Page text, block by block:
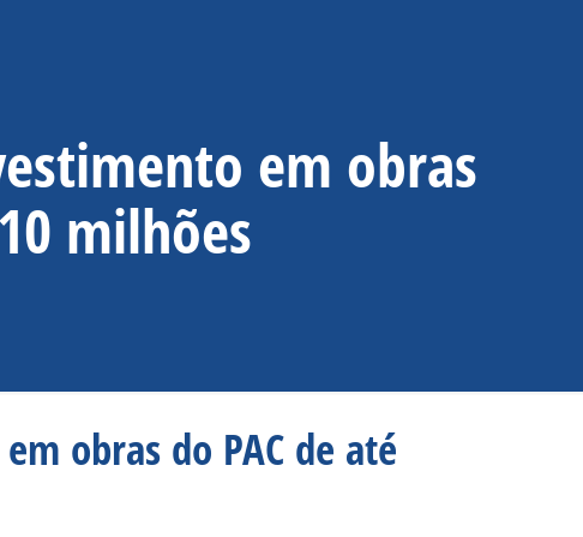
em obras
milhões
obras do PAC de até